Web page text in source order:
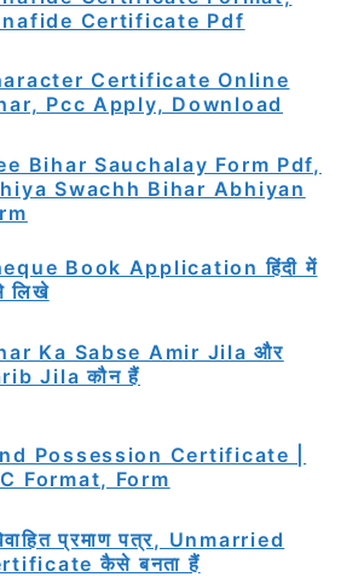
Certificate Pdf
Certificate Online
Pcc Apply, Download
Bihar Sauchalay Form Pdf,
Swachh Bihar Abhiyan
Book Application हिंदी में
लिखे
Ka Sabse Amir Jila और
Jila कौन हैं
Possession Certificate |
Format, Form
प्रमाण पत्र, Unmarried
कैसे बनता हैं